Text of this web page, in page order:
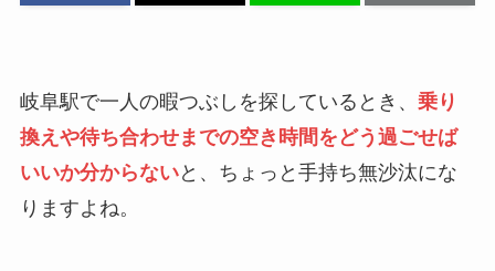
岐阜駅で一人の暇つぶしを探しているとき、 乗り
換えや待ち合わせまでの空き時間をどう過ごせば
いいか分からないと、ちょっと手持ち無沙汰にな
りますよね。